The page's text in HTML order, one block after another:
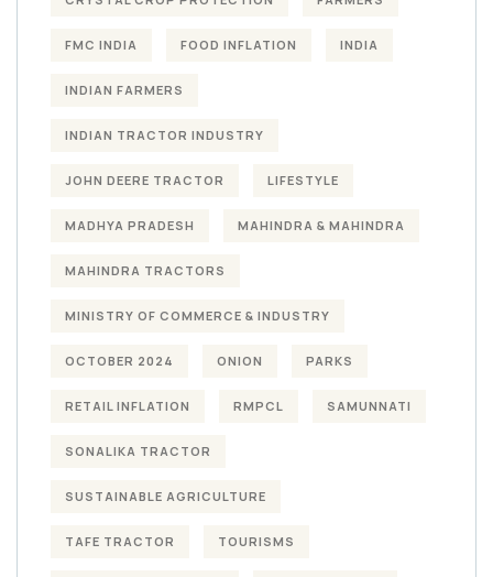
FMC INDIA FOOD INFLATION INDIA
INDIAN FARMERS
INDIAN TRACTOR INDUSTRY
JOHN DEERE TRACTOR LIFESTYLE
MADHYA PRADESH MAHINDRA & MAHINDRA
MAHINDRA TRACTORS
MINISTRY OF COMMERCE & INDUSTRY
OCTOBER 2024 ONION PARKS
RETAIL INFLATION RMPCL SAMUNNATI
SONALIKA TRACTOR
SUSTAINABLE AGRICULTURE
TAFE TRACTOR TOURISMS